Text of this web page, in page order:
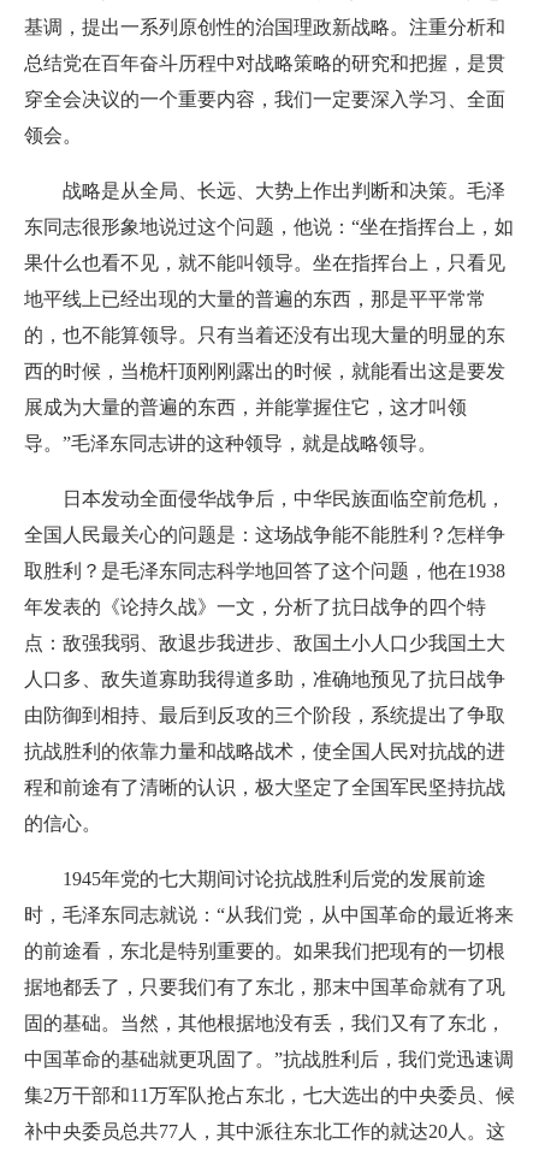
基调，提出一系列原创性的治国理政新战略。注重分析和
总结党在百年奋斗历程中对战略策略的研究和把握，是贯
穿全会决议的一个重要内容，我们一定要深入学习、全面
领会。
战略是从全局、长远、大势上作出判断和决策。毛泽
东同志很形象地说过这个问题，他说：“坐在指挥台上，如
果什么也看不见，就不能叫领导。坐在指挥台上，只看见
地平线上已经出现的大量的普遍的东西，那是平平常常
的，也不能算领导。只有当着还没有出现大量的明显的东
西的时候，当桅杆顶刚刚露出的时候，就能看出这是要发
展成为大量的普遍的东西，并能掌握住它，这才叫领
导。”毛泽东同志讲的这种领导，就是战略领导。
日本发动全面侵华战争后，中华民族面临空前危机，
全国人民最关心的问题是：这场战争能不能胜利？怎样争
取胜利？是毛泽东同志科学地回答了这个问题，他在1938
年发表的《论持久战》一文，分析了抗日战争的四个特
点：敌强我弱、敌退步我进步、敌国土小人口少我国土大
人口多、敌失道寡助我得道多助，准确地预见了抗日战争
由防御到相持、最后到反攻的三个阶段，系统提出了争取
抗战胜利的依靠力量和战略战术，使全国人民对抗战的进
程和前途有了清晰的认识，极大坚定了全国军民坚持抗战
的信心。
1945年党的七大期间讨论抗战胜利后党的发展前途
时，毛泽东同志就说：“从我们党，从中国革命的最近将来
的前途看，东北是特别重要的。如果我们把现有的一切根
据地都丢了，只要我们有了东北，那末中国革命就有了巩
固的基础。当然，其他根据地没有丢，我们又有了东北，
中国革命的基础就更巩固了。”抗战胜利后，我们党迅速调
集2万干部和11万军队抢占东北，七大选出的中央委员、候
补中央委员总共77人，其中派往东北工作的就达20人。这